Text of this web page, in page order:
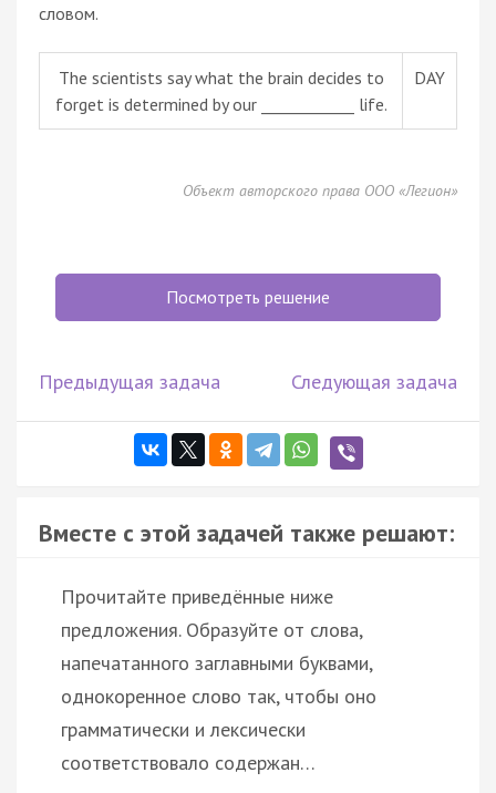
словом.
The scientists say what the brain decides to
forget is determined by our ____________ life.
DAY
Объект авторского права ООО «Легион»
Посмотреть решение
Предыдущая задача Следующая задача
Вместе с этой задачей также решают:
Прочитайте приведённые ниже
предложения. Образуйте от слова,
напечатанного заглавными буквами,
однокоренное слово так, чтобы оно
грамматически и лексически
соответствовало содержан…